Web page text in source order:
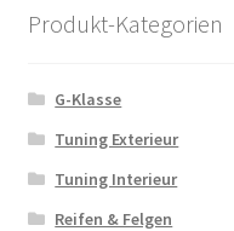
Produkt-Kategorien
G-Klasse
Tuning Exterieur
Tuning Interieur
Reifen & Felgen